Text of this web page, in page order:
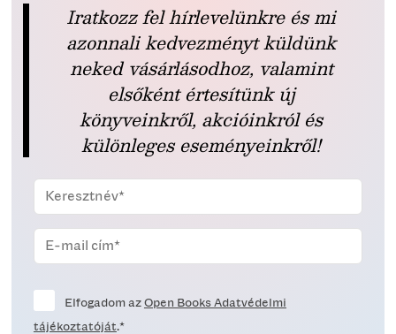
Iratkozz fel hírlevelünkre és mi
azonnali kedvezményt küldünk
neked vásárlásodhoz, valamint
elsőként értesítünk új
könyveinkről, akcióinkról és
különleges eseményeinkről!
Elfogadom azOpen Books Adatvédelmi
tájékoztatóját.*